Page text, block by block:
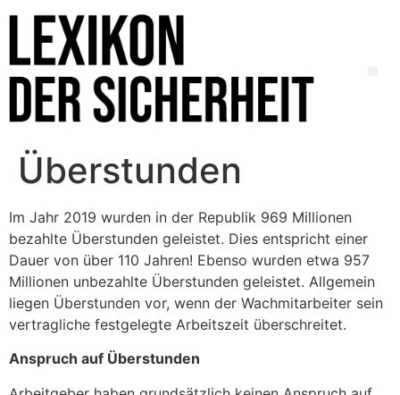
Überstunden
Im Jahr 2019 wurden in der Republik 969 Millionen
bezahlte Überstunden geleistet. Dies entspricht einer
Dauer von über 110 Jahren! Ebenso wurden etwa 957
Millionen unbezahlte Überstunden geleistet. Allgemein
liegen Überstunden vor, wenn der Wachmitarbeiter sein
vertragliche festgelegte Arbeitszeit überschreitet.
Anspruch auf Überstunden